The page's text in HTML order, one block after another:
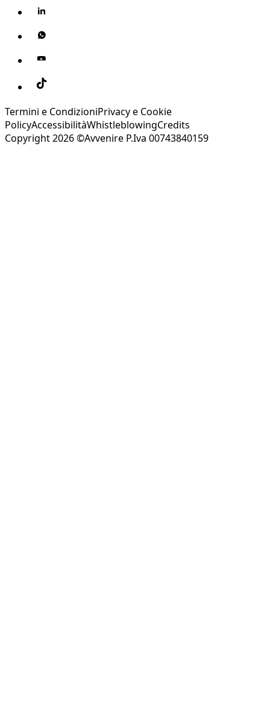
Termini e CondizioniPrivacy e Cookie
PolicyAccessibilitàWhistleblowingCredits
Copyright 2026 ©Avvenire P.Iva 00743840159